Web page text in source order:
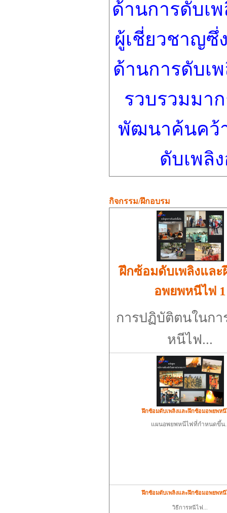
ด้านการดับเ
ผู้เชี่ยวชาญซึ่
ด้านการดับเ
รวบรวมมา
พัฒนาค้นคว้
ดับเพลิ
กิจกรรม/ฝึกอบรม
ฝึกซ้อมดับเพลิงและ
อพยพหนีไฟ 1
การปฏิบัติตนในกา
หนีไฟ...
ฝึกซ้อมดับเพลิงและฝึกซ้อมอพยพห
แผนอพยพหนีไฟที่กำหนดขึ้น
ฝึกซ้อมดับเพลิงและฝึกซ้อมอพยพห
วิธีการหนีไฟ...